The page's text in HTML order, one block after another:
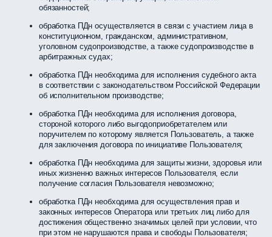
обязанностей;
обработка ПДн осуществляется в связи с участием лица в
конституционном, гражданском, административном,
уголовном судопроизводстве, а также судопроизводстве в
арбитражных судах;
обработка ПДн необходима для исполнения судебного акта
в соответствии с законодательством Российской Федерации
об исполнительном производстве;
обработка ПДн необходима для исполнения договора,
стороной которого либо выгодоприобретателем или
поручителем по которому является Пользователь, а также
для заключения договора по инициативе Пользователя;
обработка ПДн необходима для защиты жизни, здоровья или
иных жизненно важных интересов Пользователя, если
получение согласия Пользователя невозможно;
обработка ПДн необходима для осуществления прав и
законных интересов Оператора или третьих лиц либо для
достижения общественно значимых целей при условии, что
при этом не нарушаются права и свободы Пользователя;